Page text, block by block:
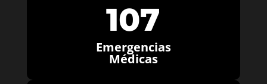
107
Emergencias
Médicas